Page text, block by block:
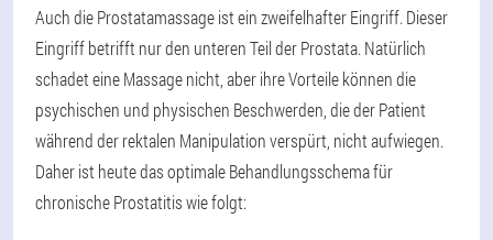
Auch die Prostatamassage ist ein zweifelhafter Eingriff. Dieser
Eingriff betrifft nur den unteren Teil der Prostata. Natürlich
schadet eine Massage nicht, aber ihre Vorteile können die
psychischen und physischen Beschwerden, die der Patient
während der rektalen Manipulation verspürt, nicht aufwiegen.
Daher ist heute das optimale Behandlungsschema für
chronische Prostatitis wie folgt: